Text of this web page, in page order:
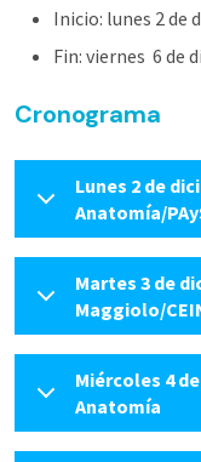
Inicio: lunes 2 de
Fin: viernes 6 de
Cronograma
Lunes 2 de
Anatomía/
Martes 3 de
Maggiolo/
Miércoles 4
Anatomía